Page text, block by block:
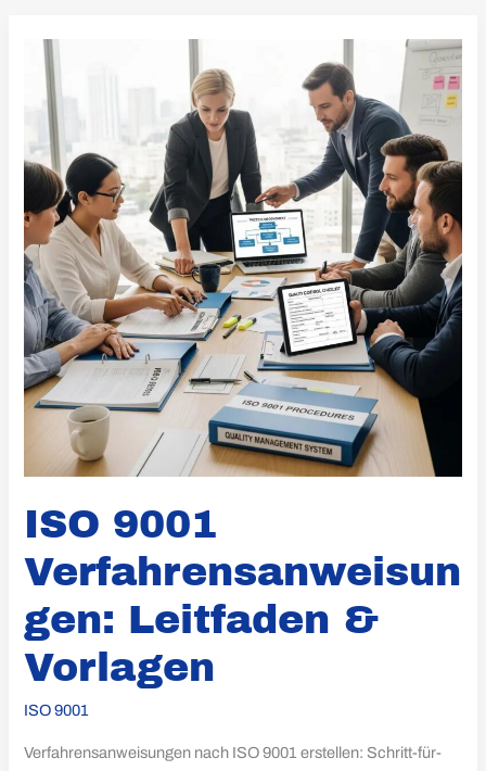
ISO 9001
Verfahrensanweisun
gen: Leitfaden &
Vorlagen
ISO 9001
Verfahrensanweisungen nach ISO 9001 erstellen: Schritt-für-
9001
Verfahrensanweisungen:
Leitfaden
&
Vorlagen